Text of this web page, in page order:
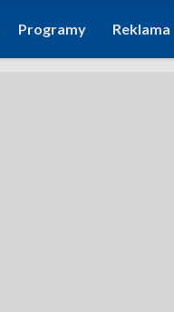
Programy Reklama